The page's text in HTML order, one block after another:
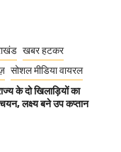
खबर हटकर
सोशल मीडिया वायरल
के दो खिलाड़ियों का
लक्ष्य बने उप कप्तान